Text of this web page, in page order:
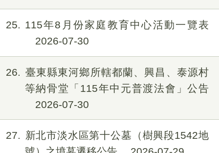
25
115年8月份家庭教育中心活動一覽表
2026-07-30
26
臺東縣東河鄉所轄都蘭、興昌、泰源村
等納骨堂「115年中元普渡法會」公告
2026-07-30
27
新北市淡水區第十公墓（樹興段1542地